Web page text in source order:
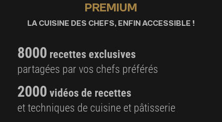
PREMIUM
LA CUISINE DES CHEFS, ENFIN ACCESSIBLE !
8000 recettes exclusives
partagées par vos chefs préférés
2000 vidéos de recettes
et techniques de cuisine et pâtisserie